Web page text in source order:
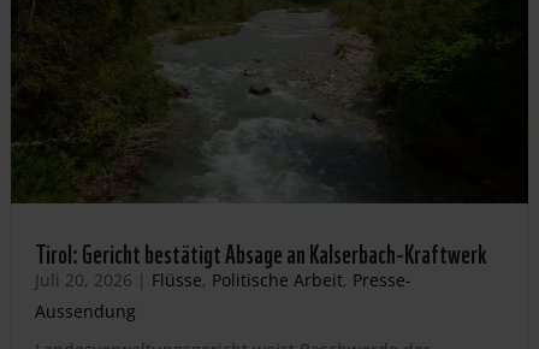
Tirol: Gericht bestätigt Absage an Kalserbach-Kraftwerk
Juli 20, 2026 | Flüsse, Politische Arbeit, Presse-
Aussendung